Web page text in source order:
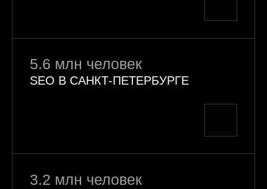
5.6 млн человек
SEO В САНКТ-ПЕТЕРБУРГЕ
3.2 млн человек